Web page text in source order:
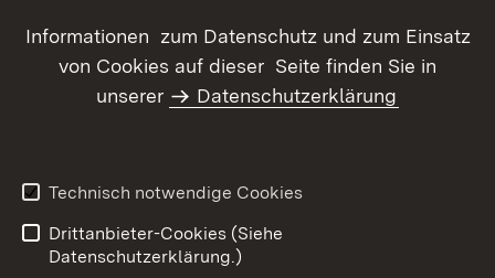
Informationen zum Datenschutz und zum Einsatz
von Cookies auf dieser Seite finden Sie in
unserer
Datenschutzerklärung
Technisch notwendige Cookies
Drittanbieter-Cookies (Siehe
Datenschutzerklärung.)